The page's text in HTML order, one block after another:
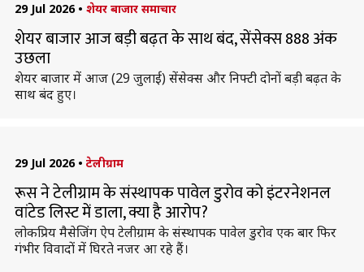
29 Jul 2026 • शेयर बाजार समाचार
शेयर बाजार आज बड़ी बढ़त के साथ बंद, सेंसेक्स 888 अंक
उछला
शेयर बाजार में आज (29 जुलाई) सेंसेक्स और निफ्टी दोनों बड़ी बढ़त के
साथ बंद हुए।
29 Jul 2026 • टेलीग्राम
रूस ने टेलीग्राम के संस्थापक पावेल डुरोव को इंटरनेशनल
वांटेड लिस्ट में डाला, क्या है आरोप?
लोकप्रिय मैसेजिंग ऐप टेलीग्राम के संस्थापक पावेल डुरोव एक बार फिर
गंभीर विवादों में घिरते नजर आ रहे हैं।